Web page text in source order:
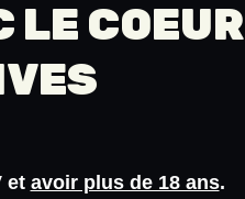
LE COEUR
et avoir plus de 18 ans.